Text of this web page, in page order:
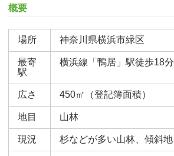
概要
場所 神奈川県横浜市緑区
最寄
駅
横浜線「鴨居」駅徒歩18分
広さ 450㎡（登記簿面積）
地目 山林
現況 杉などが多い山林、傾斜地